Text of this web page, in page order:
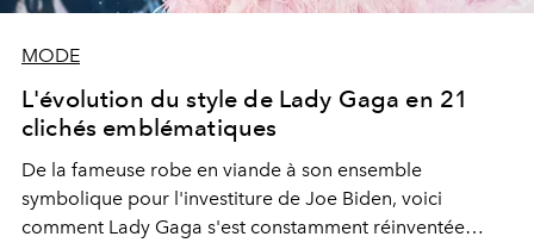
MODE
L'évolution du style de Lady Gaga en 21
clichés emblématiques
De la fameuse robe en viande à son ensemble
symbolique pour l'investiture de Joe Biden, voici
comment Lady Gaga s'est constamment réinventée